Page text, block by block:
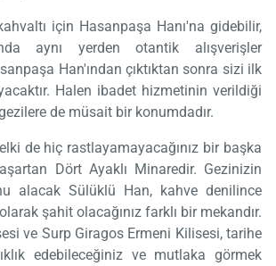
için Hasanpaşa Hanı'na gidebilir,
aynı yerden otantik alışverişler
Han'ından çıktıktan sonra sizi ilk
Halen ibadet hizmetinin verildiği
de müsait bir konumdadır.
de hiç rastlayamayacağınız bir başka
Dört Ayaklı Minaredir. Gezinizin
alacak Sülüklü Han, kahve denilince
şahit olacağınız farklı bir mekandır.
ve Surp Giragos Ermeni Kilisesi, tarihe
edebileceğiniz ve mutlaka görmek